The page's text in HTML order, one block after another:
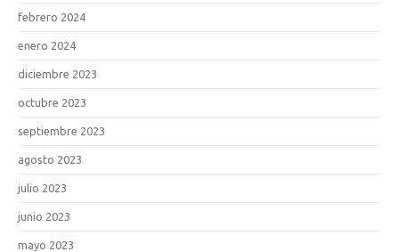
febrero 2024
enero 2024
diciembre 2023
octubre 2023
septiembre 2023
agosto 2023
julio 2023
junio 2023
mayo 2023